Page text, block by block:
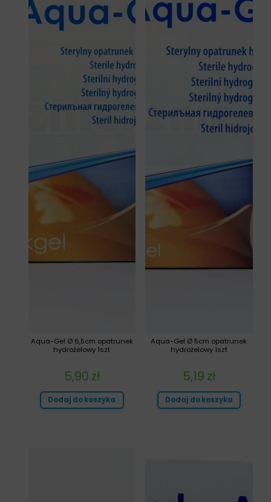
Aqua-Gel Ø 5cm opatrunek
hydrożelowy 1szt
5,19 zł
Dodaj do koszyka
Aqua-Gel Ø 6,5cm opatrunek
hydrożelowy 1szt
5,90 zł
Dodaj do koszyka